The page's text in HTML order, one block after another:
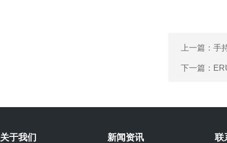
上一篇： 手
下一篇：
关于我们 新闻资讯 联